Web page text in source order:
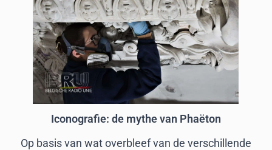
Iconografie: de mythe van Phaëton
Op basis van wat overbleef van de verschillende